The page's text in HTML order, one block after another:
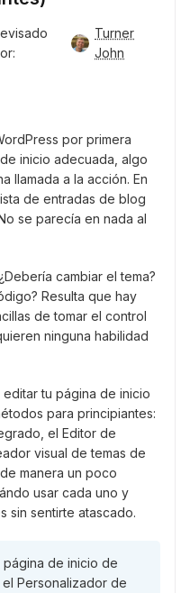
Turner
John
por primera
inicio adecuada, algo
llamada a la acción. En
de entradas de blog
se parecía en nada al
cambiar el tema?
Resulta que hay
de tomar el control
ninguna habilidad
tu página de inicio
para principiantes:
el Editor de
visual de temas de
manera un poco
usar cada uno y
sin sentirte atascado.
página de inicio de
Personalizador de